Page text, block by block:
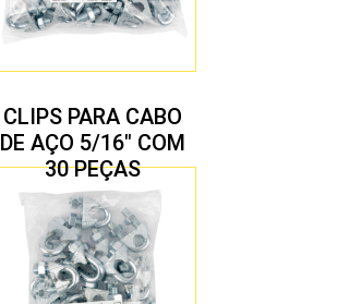
CLIPS PARA CABO
DE AÇO 5/16″ COM
30 PEÇAS